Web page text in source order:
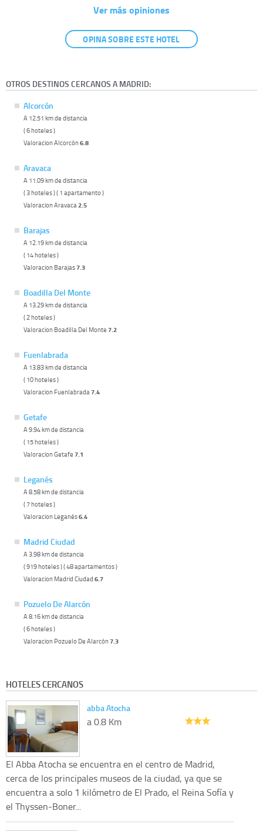
Ver más opiniones
OPINA SOBRE ESTE HOTEL
OTROS DESTINOS CERCANOS A MADRID:
Alcorcón
A 12.51 km de distancia
( 6 hoteles )
Valoracion Alcorcón6.8
Aravaca
A 11.09 km de distancia
( 3 hoteles ) ( 1 apartamento )
Valoracion Aravaca 2.5
Barajas
A 12.19 km de distancia
( 14 hoteles )
Valoracion Barajas7.3
Boadilla Del Monte
A 13.29 km de distancia
( 2 hoteles )
Valoracion Boadilla Del Monte 7.2
Fuenlabrada
A 13.83 km de distancia
( 10 hoteles )
Valoracion Fuenlabrada 7.4
Getafe
A 9.94 km de distancia
( 15 hoteles )
Valoracion Getafe 7.1
Leganés
A 8.58 km de distancia
( 7 hoteles )
Valoracion Leganés6.4
Madrid Ciudad
A 3.98 km de distancia
( 919 hoteles ) ( 48 apartamentos )
Valoracion Madrid Ciudad 6.7
Pozuelo De Alarcón
A 8.16 km de distancia
( 6 hoteles )
Valoracion Pozuelo De Alarcón7.3
HOTELES CERCANOS
abba Atocha
a 0.8 Km
El Abba Atocha se encuentra en el centro de Madrid,
cerca de los principales museos de la ciudad, ya que se
encuentra a solo 1 kilómetro de El Prado, el Reina Sofía y
el Thyssen-Boner...